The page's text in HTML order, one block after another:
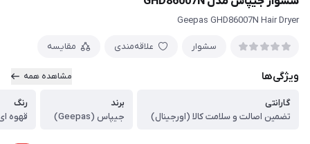
Geepas GHD86007N Hair Dryer
سشوار علاقه‌مندی مقایسه
ویژگی‌ها مشاهده همه
گارانتی
تضمین اصالت و سلامت کالا (اورجینال)
برند
جیپاس (Geepas)
رنگ
قهوه